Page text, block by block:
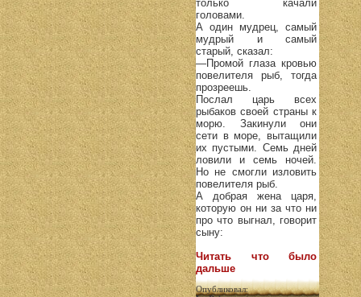
только качали
головами.
А один мудрец, самый
мудрый и самый
старый, сказал:
—Промой глаза кровью
повелителя рыб, тогда
прозреешь.
Послал царь всех
рыбаков своей страны к
морю. Закинули они
сети в море, вытащили
их пустыми. Семь дней
ловили и семь ночей.
Но не смогли изловить
повелителя рыб.
А добрая жена царя,
которую он ни за что ни
про что выгнал, говорит
сыну:
Читать что было
дальше
Опубликовал: